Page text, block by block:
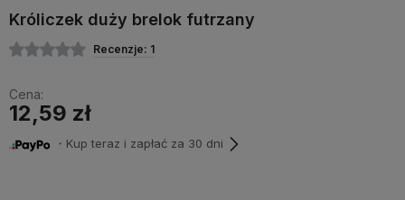
Króliczek duży brelok futrzany
Recenzje: 1
Cena:
12,59 zł
・Kup teraz i zapłać za 30 dni